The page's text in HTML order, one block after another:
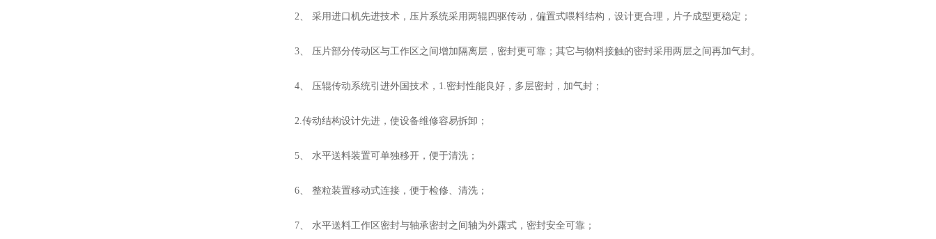
2、 采用进口机先进技术，压片系统采用两辊四驱传动，偏置式喂料结构，设计更合理，片子成型更稳定；
3、 压片部分传动区与工作区之间增加隔离层，密封更可靠；其它与物料接触的密封采用两层之间再加气封。
4、 压辊传动系统引进外国技术，1.密封性能良好，多层密封，加气封；
2.传动结构设计先进，使设备维修容易拆卸；
5、 水平送料装置可单独移开，便于清洗；
6、 整粒装置移动式连接，便于检修、清洗；
7、 水平送料工作区密封与轴承密封之间轴为外露式，密封安全可靠；